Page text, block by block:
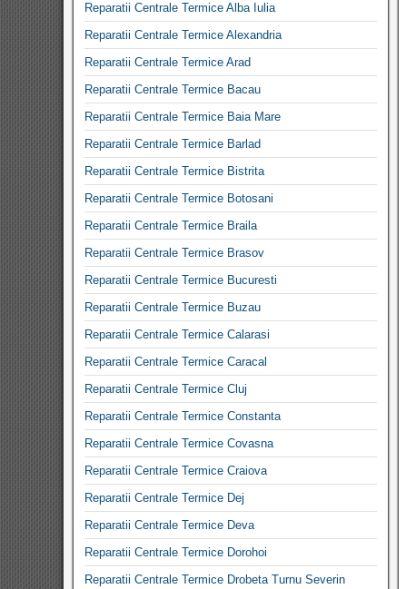
Reparatii Centrale Termice Alba Iulia
Reparatii Centrale Termice Alexandria
Reparatii Centrale Termice Arad
Reparatii Centrale Termice Bacau
Reparatii Centrale Termice Baia Mare
Reparatii Centrale Termice Barlad
Reparatii Centrale Termice Bistrita
Reparatii Centrale Termice Botosani
Reparatii Centrale Termice Braila
Reparatii Centrale Termice Brasov
Reparatii Centrale Termice Bucuresti
Reparatii Centrale Termice Buzau
Reparatii Centrale Termice Calarasi
Reparatii Centrale Termice Caracal
Reparatii Centrale Termice Cluj
Reparatii Centrale Termice Constanta
Reparatii Centrale Termice Covasna
Reparatii Centrale Termice Craiova
Reparatii Centrale Termice Dej
Reparatii Centrale Termice Deva
Reparatii Centrale Termice Dorohoi
Reparatii Centrale Termice Drobeta Turnu Severin